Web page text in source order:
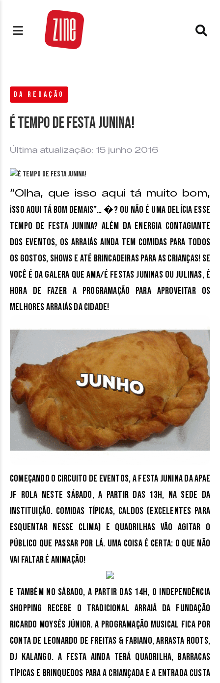
DA REDAÇÃO
É tempo de Festa Junina!
Última atualização: 15 junho 2016
“Olha, que isso aqui tá muito bom,
isso aqui tá bom demais”… �? ou não é uma delícia esse
tempo de Festa Junina? Além da energia contagiante
dos eventos, os arraiás ainda tem comidas para todos
os gostos, shows e até brincadeiras para as crianças! Se
você é da galera que ama/é festas juninas ou julinas, é
hora de fazer a programação para aproveitar os
melhores arraiás da cidade!
Começando o circuito de eventos, aFesta Junina da Apae
JF rola neste sábado, a partir das 13h, na sede da
instituição. Comidas típicas, caldos (excelentes para
esquentar nesse clima) e quadrilhas vão agitar o
público que passar por lá. Uma coisa é certa: o que não
vai faltar é animação!
E também no sábado, a partir das 14h, o Independência
Shopping recebe o tradicional Arraiá da Fundação
Ricardo Moysés Júnior. A programação musical fica por
conta de Leonardo de Freitas & Fabiano, Arrasta Roots,
DJ Kalango. A festa ainda terá quadrilha, barracas
típicas e brinquedos para a criançada e a entrada custa